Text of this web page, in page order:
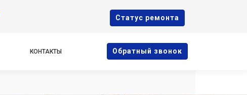
Cтатус ремонта
КОНТАКТЫ Oбратный звонок